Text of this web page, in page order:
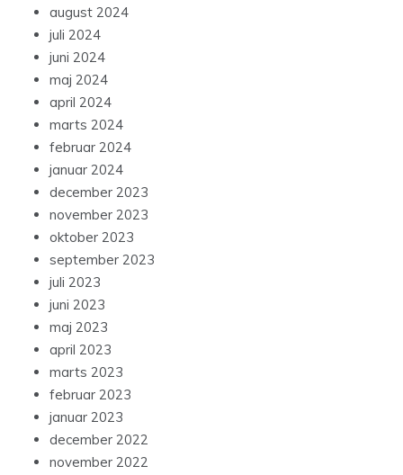
august 2024
juli 2024
juni 2024
maj 2024
april 2024
marts 2024
februar 2024
januar 2024
december 2023
november 2023
oktober 2023
september 2023
juli 2023
juni 2023
maj 2023
april 2023
marts 2023
februar 2023
januar 2023
december 2022
november 2022